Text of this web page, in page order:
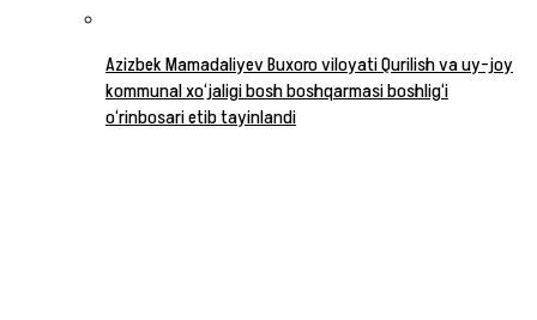
Azizbek Mamadaliyev Buxoro viloyati Qurilish va uy-joy
kommunal xo‘jaligi bosh boshqarmasi boshlig‘i
o‘rinbosari etib tayinlandi